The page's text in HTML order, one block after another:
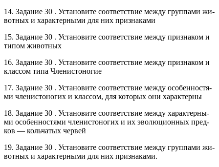
14. За­да­ние 30 . Уста­но­ви­те со­от­вет­ствие между груп­па­ми жи­
вот­ных и ха­рак­тер­ны­ми для них при­зна­ка­ми
15. За­да­ние 30 . Уста­но­ви­те со­от­вет­ствие между при­зна­ком и
типом жи­вот­ных
16. За­да­ние 30 . Уста­но­ви­те со­от­вет­ствие между при­зна­ком и
клас­сом типа Чле­ни­сто­но­гие
17. За­да­ние 30 . Уста­но­ви­те со­от­вет­ствие между осо­бен­но­стя­
ми чле­ни­сто­но­гих и клас­сом, для ко­то­рых они ха­рак­тер­ны
18. За­да­ние 30 . Уста­но­ви­те со­от­вет­ствие между ха­рак­тер­ны­
ми осо­бен­но­стя­ми чле­ни­сто­но­гих и их эво­лю­ци­он­ных пред­
ков — коль­ча­тых чер­вей
19. За­да­ние 30 . Уста­но­ви­те со­от­вет­ствие между груп­па­ми жи­
вот­ных и ха­рак­тер­ны­ми для них при­зна­ка­ми.